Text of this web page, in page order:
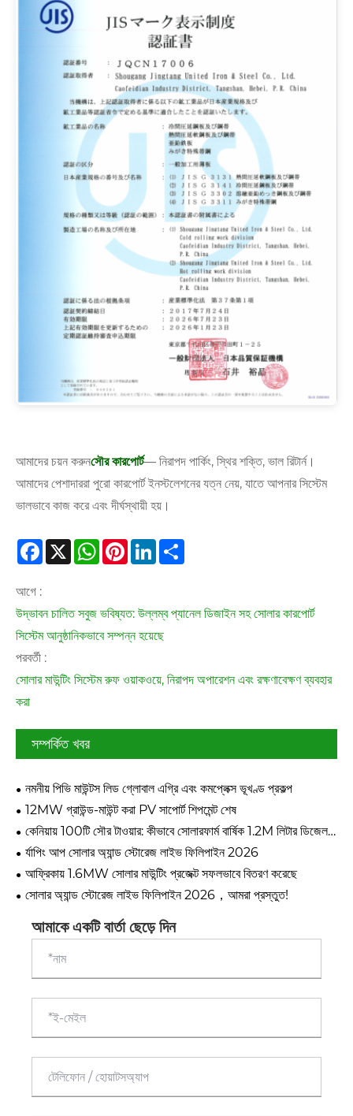
আমাদের চয়ন করুনসৌর কারপোর্ট— নিরাপদ পার্কিং, স্থির শক্তি, ভাল রিটার্ন।
আমাদের পেশাদাররা পুরো কারপোর্ট ইনস্টলেশনের যত্ন নেয়, যাতে আপনার সিস্টেম
ভালভাবে কাজ করে এবং দীর্ঘস্থায়ী হয়।
Facebook
X WhatsApp
Pinterest
LinkedIn
আগে :
উদ্ভাবন চালিত সবুজ ভবিষ্যত: উল্লম্ব প্যানেল ডিজাইন সহ সোলার কারপোর্ট
সিস্টেম আনুষ্ঠানিকভাবে সম্পন্ন হয়েছে
পরবর্তী :
সোলার মাউন্টিং সিস্টেম রুফ ওয়াকওয়ে, নিরাপদ অপারেশন এবং রক্ষণাবেক্ষণ ব্যবহার
করা
সম্পর্কিত খবর
নমনীয় পিভি মাউন্টস লিড গ্লোবাল এগ্রি এবং কমপ্লেক্স ভূখণ্ড প্রকল্প
12MW গ্রাউন্ড-মাউন্ট করা PV সাপোর্ট শিপমেন্ট শেষ
কেনিয়ায় 100টি সৌর টাওয়ার: কীভাবে সোলারফার্ম বার্ষিক 1.2M লিটার ডিজেল
সাশ্রয় করছে
র্যাপিং আপ সোলার অ্যান্ড স্টোরেজ লাইভ ফিলিপাইন 2026
আফ্রিকায় 1.6MW সোলার মাউন্টিং প্রজেক্ট সফলভাবে বিতরণ করেছে
সোলার অ্যান্ড স্টোরেজ লাইভ ফিলিপাইন 2026，আমরা প্রস্তুত!
আমাকে একটি বার্তা ছেড়ে দিন